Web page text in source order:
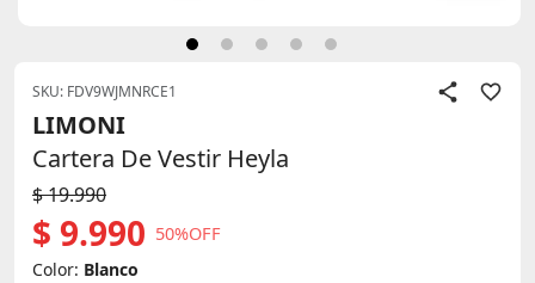
SKU: FDV9WJMNRCE1
LIMONI
Cartera De Vestir Heyla
$ 19.990
$ 9.990 50%OFF
Color: Blanco